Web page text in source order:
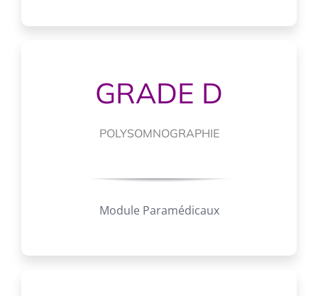
GRADE D
POLYSOMNOGRAPHIE
Module Paramédicaux